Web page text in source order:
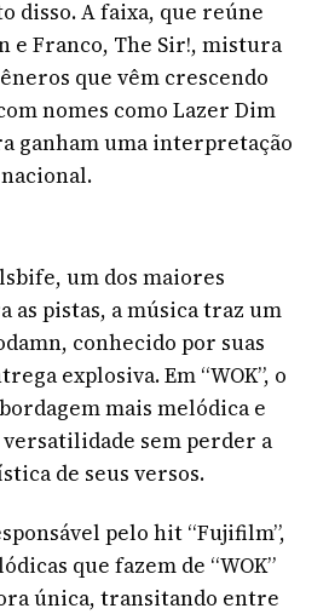
disso. A faixa, que reúne
e Franco, The Sir!, mistura
que vêm crescendo
nomes como Lazer Dim
ganham uma interpretação
um dos maiores
as pistas, a música traz um
conhecido por suas
explosiva. Em “WOK”, o
mais melódica e
sem perder a
de seus versos.
pelo hit “Fujifilm”,
que fazem de “WOK”
única, transitando entre